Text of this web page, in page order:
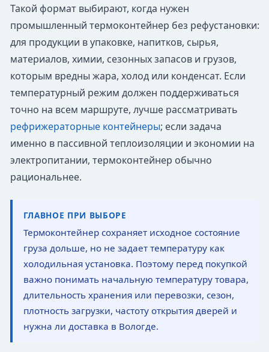
Такой формат выбирают, когда нужен
промышленный термоконтейнер без рефустановки:
для продукции в упаковке, напитков, сырья,
материалов, химии, сезонных запасов и грузов,
которым вредны жара, холод или конденсат. Если
температурный режим должен поддерживаться
точно на всем маршруте, лучше рассматривать
рефрижераторные контейнеры; если задача
именно в пассивной теплоизоляции и экономии на
электропитании, термоконтейнер обычно
рациональнее.
ГЛАВНОЕ ПРИ ВЫБОРЕ
Термоконтейнер сохраняет исходное состояние
груза дольше, но не задает температуру как
холодильная установка. Поэтому перед покупкой
важно понимать начальную температуру товара,
длительность хранения или перевозки, сезон,
плотность загрузки, частоту открытия дверей и
нужна ли доставка в Вологде.